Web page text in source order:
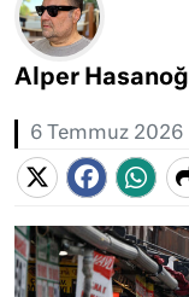
Alper
6 Temmuz 2026